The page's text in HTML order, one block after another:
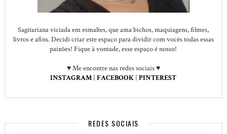
Sagitariana viciada em esmaltes, que ama bichos, maquiagens, filmes,
livros e afins. Decidi criar este espaço para dividir com vocês todas essas
paixões! Fique à vontade, esse espaço é nosso!
♥ Me encontre nas redes sociais ♥
INSTAGRAM |FACEBOOK PINTEREST
REDES SOCIAIS